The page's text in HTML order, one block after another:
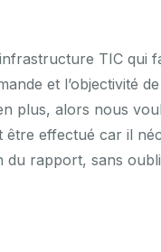
TIC qui
et l’objectivité de
plus, alors nous
effectué car il
du rapport, sans